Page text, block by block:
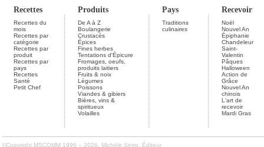
Recettes Produits Pays Recevoir
Recettes du
mois
Recettes par
catégorie
Recettes par
produit
Recettes par
pays
Recettes
Santé
Petit Chef
De A à Z
Boulangerie
Crustacés
Épices
Fines herbes
Tentations d'Épicure
Fromages, oeufs,
produits laitiers
Fruits & noix
Légumes
Poissons
Viandes & gibiers
Bières, vins &
spiritueux
Volailles
Traditions
culinaires
Noël
Nouvel An
Épiphanie
Chandeleur
Saint-
Valentin
Pâques
Halloween
Action de
Grâce
Nouvel An
chinois
L'art de
recevoir
Mardi Gras
©Copyright MSCOMM 1996 – 2026. Michèle Serre, Éditeur